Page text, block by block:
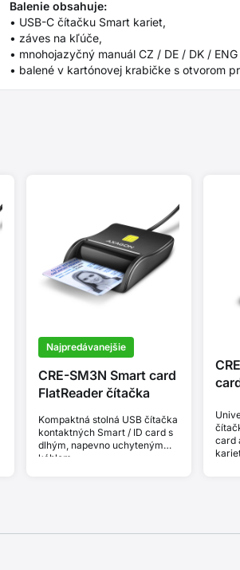
Balenie obsahuje:
• USB-C čítačku Smart kariet,
• záves na kľúče,
• mnohojazyčný manuál CZ / DE / DK /
• balené v kartónovej krabičke s otvorom
Najpredávanejšie
CRE-SM3N Smart card
FlatReader čítačka
Kompaktná stolná USB čítačka
kontaktných Smart / ID card s
dlhým, napevno uchyteným
káblom.
card